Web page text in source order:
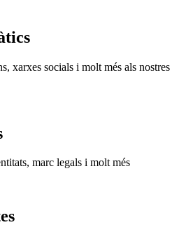
xarxes socials i molt més als nostres
marc legals i molt més